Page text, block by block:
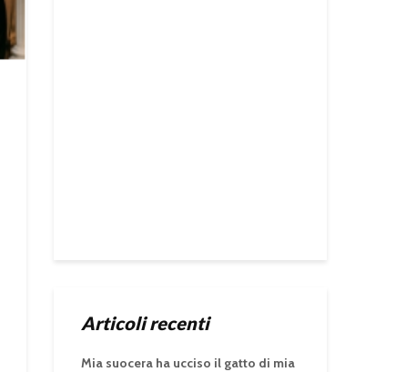
Articoli recenti
Mia suocera ha ucciso il gatto di mia